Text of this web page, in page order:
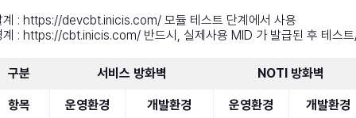
계 : https://devcbt.inicis.com/ 모듈 테스트 단계에서 사용
계 : https://cbt.inicis.com/ 반드시, 실제사용 MID 가 발급된 후 테스
구분 서비스 방화벽 NOTI 방화벽
항목 운영환경 개발환경 운영환경 개발환경